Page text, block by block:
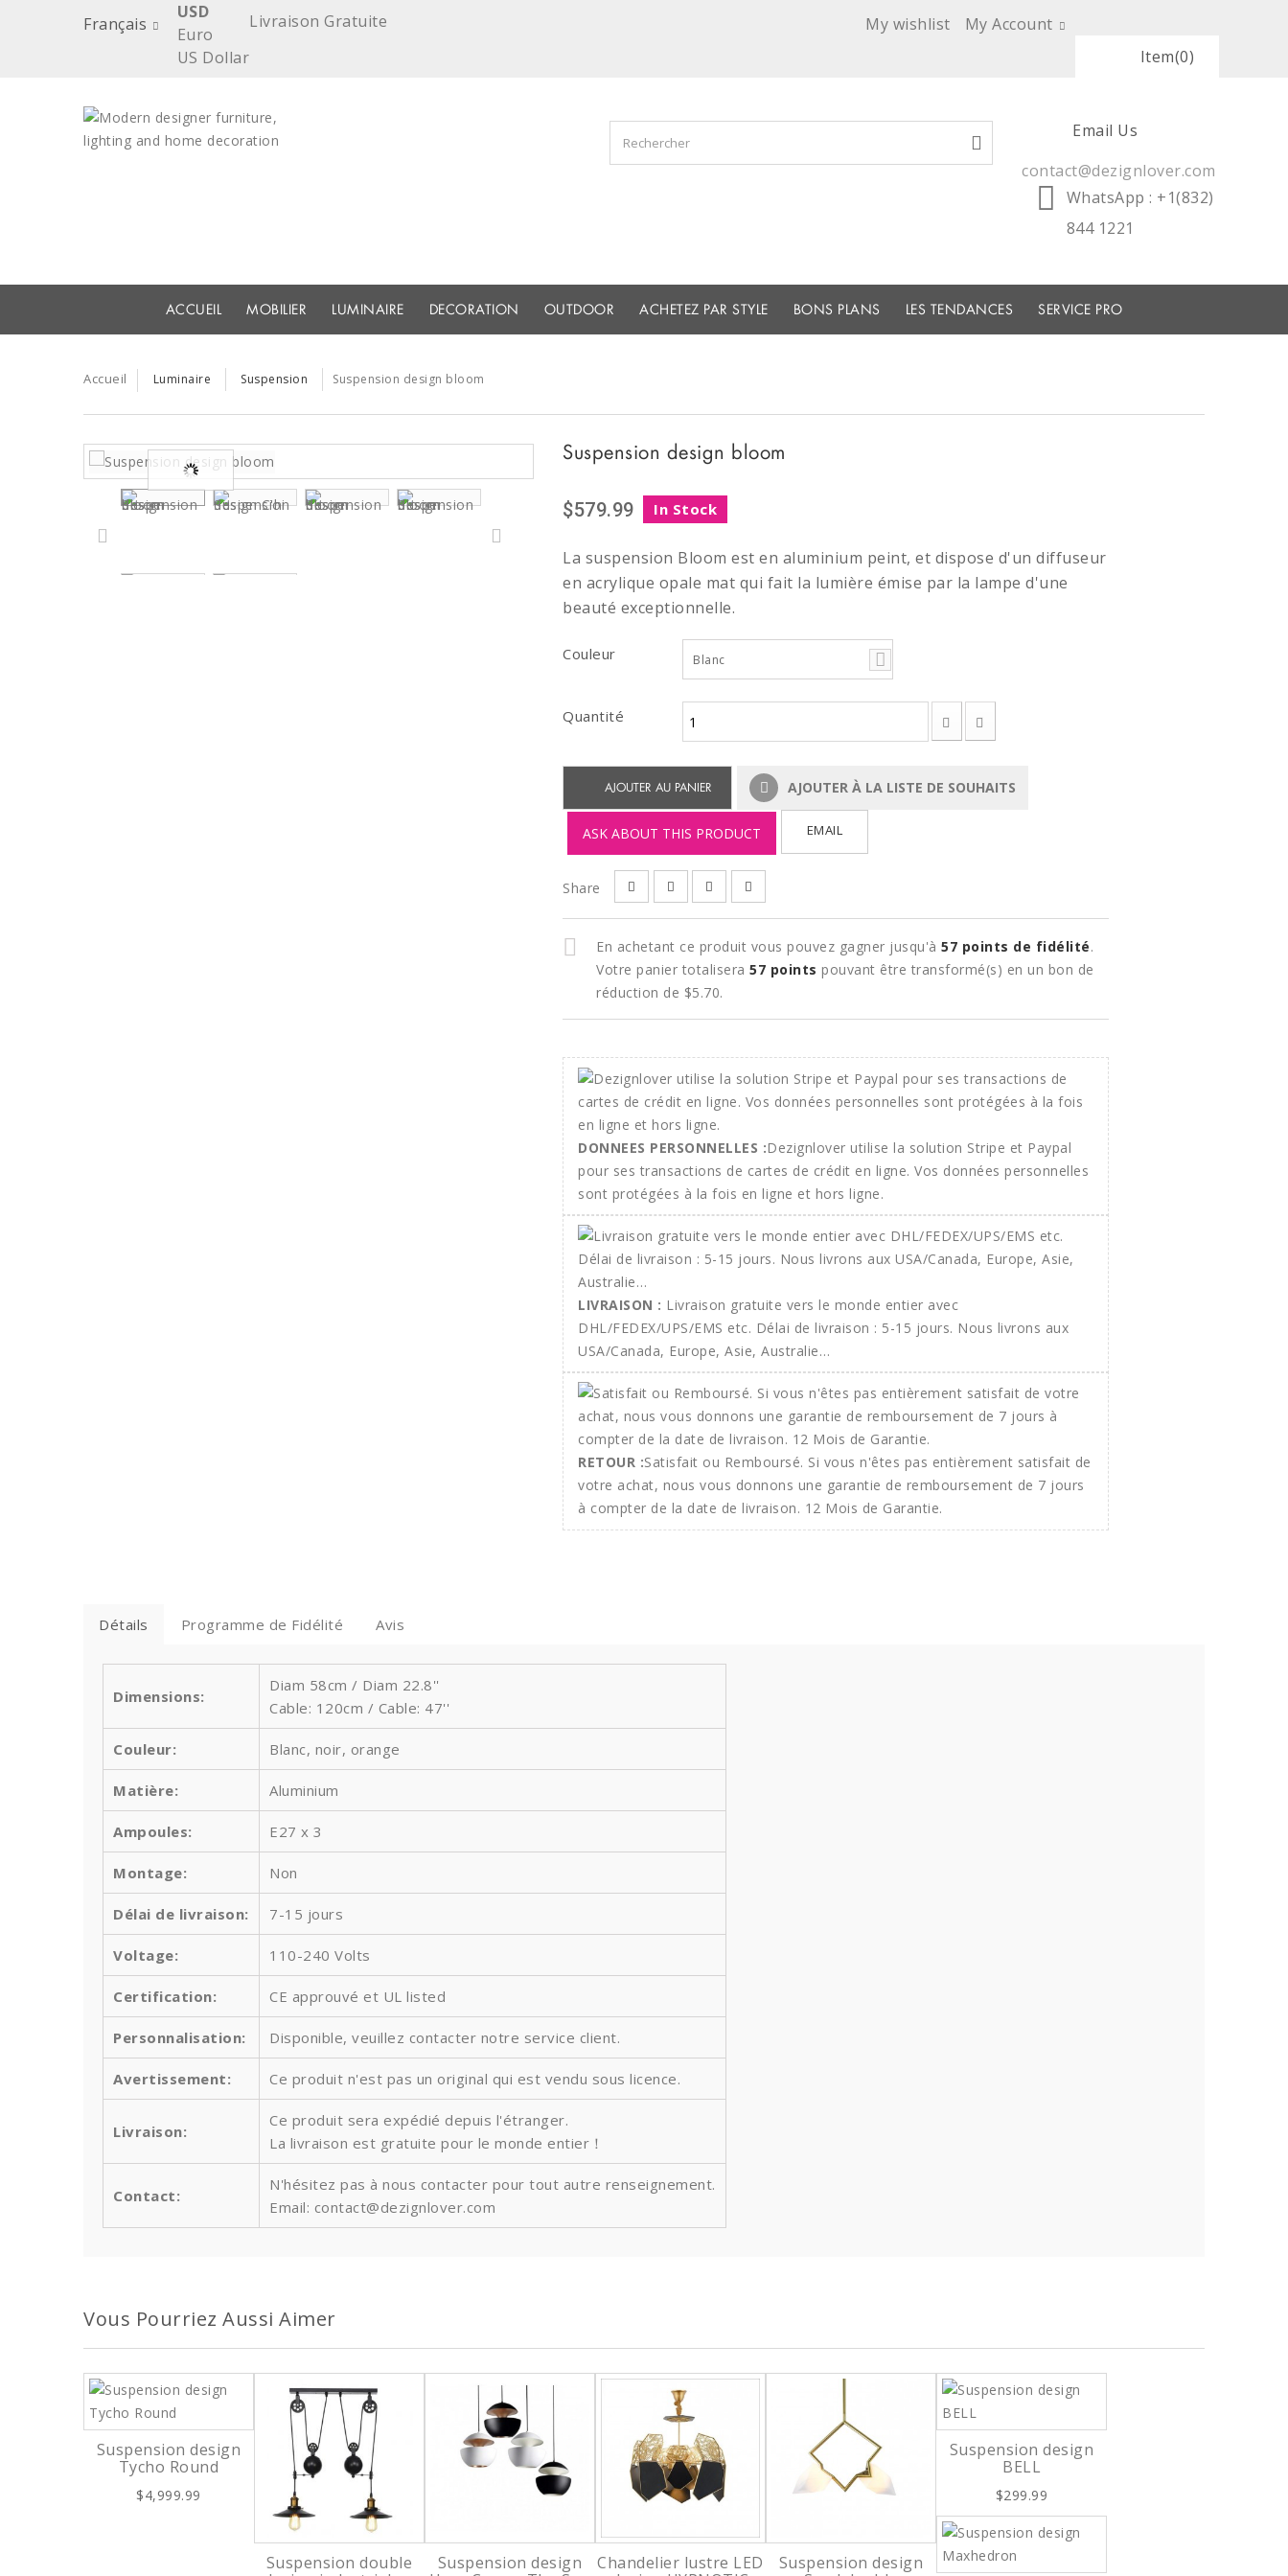
My wishlist My Account
Français
USD
Euro
US Dollar
Livraison Gratuite
Item(0)
Email Us
contact@dezignlover.com
WhatsApp : +1(832)
844 1221
ACCUEIL MOBILIER LUMINAIRE DECORATION OUTDOOR ACHETEZ PAR STYLE BONS PLANS LES TENDANCES SERVICE PRO
Accueil Luminaire Suspension Suspension design bloom
Suspension design bloom
$579.99 In Stock
La suspension Bloom est en aluminium peint, et dispose d'un diffuseur
en acrylique opale mat qui fait la lumière émise par la lampe d'une
beauté exceptionnelle.
Couleur Blanc
Quantité
AJOUTER AU PANIER AJOUTER À LA LISTE DE SOUHAITS
ASK ABOUT THIS PRODUCT EMAIL
Share
En achetant ce produit vous pouvez gagner jusqu'à 57 points de fidélité.
Votre panier totalisera 57 points pouvant être transformé(s) en un bon de
réduction de $5.70.
DONNEES PERSONNELLES :Dezignlover utilise la solution Stripe et Paypal
pour ses transactions de cartes de crédit en ligne. Vos données personnelles
sont protégées à la fois en ligne et hors ligne.
LIVRAISON : Livraison gratuite vers le monde entier avec
DHL/FEDEX/UPS/EMS etc. Délai de livraison : 5-15 jours. Nous livrons aux
USA/Canada, Europe, Asie, Australie…
RETOUR :Satisfait ou Remboursé. Si vous n'êtes pas entièrement satisfait de
votre achat, nous vous donnons une garantie de remboursement de 7 jours
à compter de la date de livraison. 12 Mois de Garantie.
Détails Programme de Fidélité Avis
Dimensions:
Diam 58cm / Diam 22.8''
Cable: 120cm / Cable: 47''
Couleur: Blanc, noir, orange
Matière: Aluminium
Ampoules: E27 x 3
Montage: Non
Délai de livraison: 7-15 jours
Voltage: 110-240 Volts
Certification: CE approuvé et UL listed
Personnalisation: Disponible, veuillez contacter notre service client.
Avertissement: Ce produit n'est pas un original qui est vendu sous licence.
Livraison:
Ce produit sera expédié depuis l'étranger.
La livraison est gratuite pour le monde entier！
Contact:
N'hésitez pas à nous contacter pour tout autre renseignement.
Email: contact@dezignlover.com
Vous Pourriez Aussi Aimer
Suspension design
Tycho Round
$4,999.99
Suspension double
Suspension design
Chandelier lustre LED
Suspension design
Suspension design
BELL
$299.99